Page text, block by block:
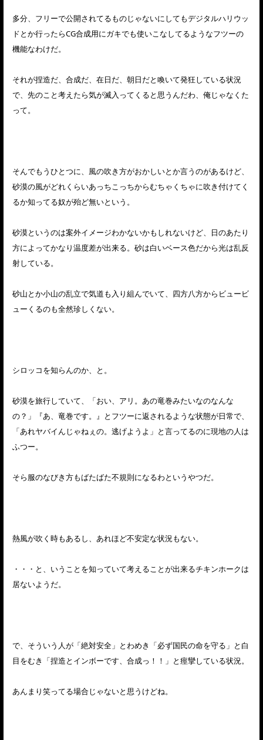
多分、フリーで公開されてるものじゃないにしてもデジタルハリウッ
ドとか行ったらCG合成用にガキでも使いこなしてるようなフツーの
機能なわけだ。
それが捏造だ、合成だ、在日だ、朝日だと喚いて発狂している状況
で、先のこと考えたら気が滅入ってくると思うんだわ、俺じゃなくた
って。
そんでもうひとつに、風の吹き方がおかしいとか言うのがあるけど、
砂漠の風がどれくらいあっちこっちからむちゃくちゃに吹き付けてく
るか知ってる奴が殆ど無いという。
砂漠というのは案外イメージわかないかもしれないけど、日のあたり
方によってかなり温度差が出来る。砂は白いベース色だから光は乱反
射している。
砂山とか小山の乱立で気道も入り組んでいて、四方八方からビュービ
ューくるのも全然珍しくない。
シロッコを知らんのか、と。
砂漠を旅行していて、「おい、アリ。あの竜巻みたいなのなんな
の？」『あ、竜巻です。』とフツーに返されるような状態が日常で、
「あれヤバイんじゃねぇの。逃げようよ」と言ってるのに現地の人は
ふつー。
そら服のなびき方もばたばた不規則になるわというやつだ。
熱風が吹く時もあるし、あれほど不安定な状況もない。
・・・と、いうことを知っていて考えることが出来るチキンホークは
居ないようだ。
で、そういう人が「絶対安全」とわめき「必ず国民の命を守る」と白
目をむき「捏造とインボーです、合成っ！！」と痙攣している状況。
あんまり笑ってる場合じゃないと思うけどね。